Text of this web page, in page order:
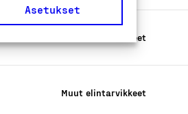
Asetukset
Muut elintarvikkeet
Muut elintarvikkeet